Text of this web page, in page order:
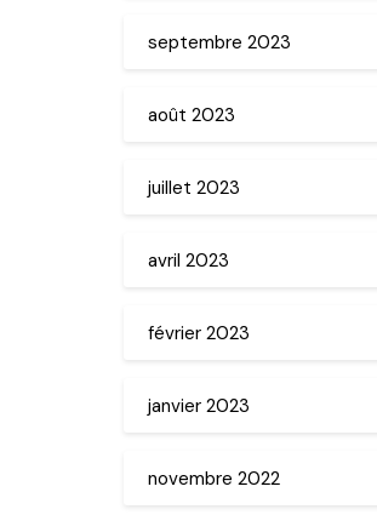
septembre 2023
août 2023
juillet 2023
avril 2023
février 2023
janvier 2023
novembre 2022